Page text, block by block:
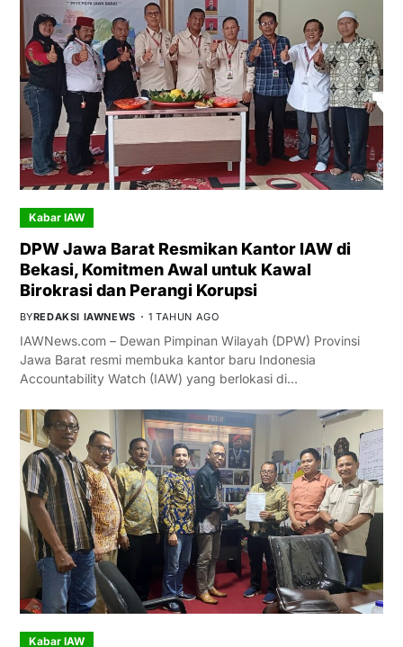
Kabar IAW
DPW Jawa Barat Resmikan Kantor IAW di
Bekasi, Komitmen Awal untuk Kawal
Birokrasi dan Perangi Korupsi
BYREDAKSI IAWNEWS 1 TAHUN AGO
IAWNews.com – Dewan Pimpinan Wilayah (DPW) Provinsi
Jawa Barat resmi membuka kantor baru Indonesia
Accountability Watch (IAW) yang berlokasi di…
Kabar IAW